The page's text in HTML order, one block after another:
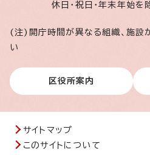
休日・祝日・年末年始を
(注)開庁時間が異なる組織、施設
い
区役所案内
サイトマップ
このサイトについて